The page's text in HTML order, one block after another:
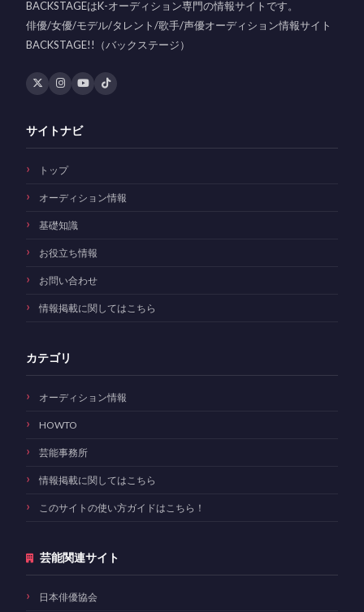
BACKSTAGEはK-オーディション専門の情報サイトです。
俳優/女優/モデル/タレント/歌手/声優オーディション情報サイト
BACKSTAGE!!（バックステージ）
サイトナビ
トップ
オーディション情報
基礎知識
お役立ち情報
お問い合わせ
情報掲載に関してはこちら
カテゴリ
オーディション情報
HOWTO
芸能事務所
情報掲載に関してはこちら
このサイトの使い方ガイドはこちら！
芸能関連サイト
日本俳優協会